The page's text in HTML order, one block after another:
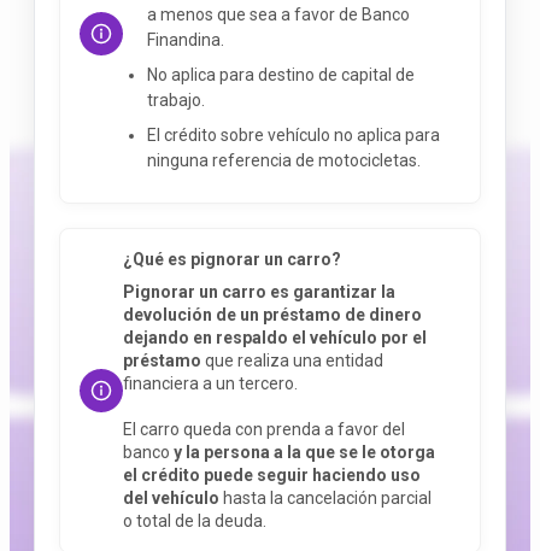
a menos que sea a favor de Banco
Finandina.
No aplica para destino de capital de
trabajo.
El crédito sobre vehículo no aplica para
ninguna referencia de motocicletas.
¿Qué es pignorar un carro?
Pignorar un carro es garantizar la
devolución de un préstamo de dinero
dejando en respaldo el vehículo por el
préstamo que realiza una entidad
financiera a un tercero.
El carro queda con prenda a favor del
banco y la persona a la que se le otorga
el crédito puede seguir haciendo uso
del vehículo hasta la cancelación parcial
o total de la deuda.